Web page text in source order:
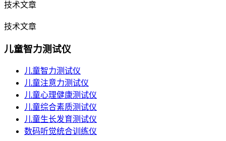
技术文章
技术文章
儿童智力测试仪
儿童智力测试仪
儿童注意力测试仪
儿童心理健康测试仪
儿童综合素质测试仪
儿童生长发育测试仪
数码听觉统合训练仪